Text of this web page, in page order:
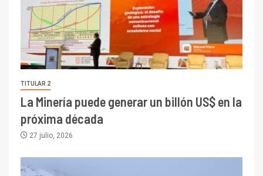
TITULAR 2
La Minería puede generar un billón US$ en la
próxima década
27 julio, 2026